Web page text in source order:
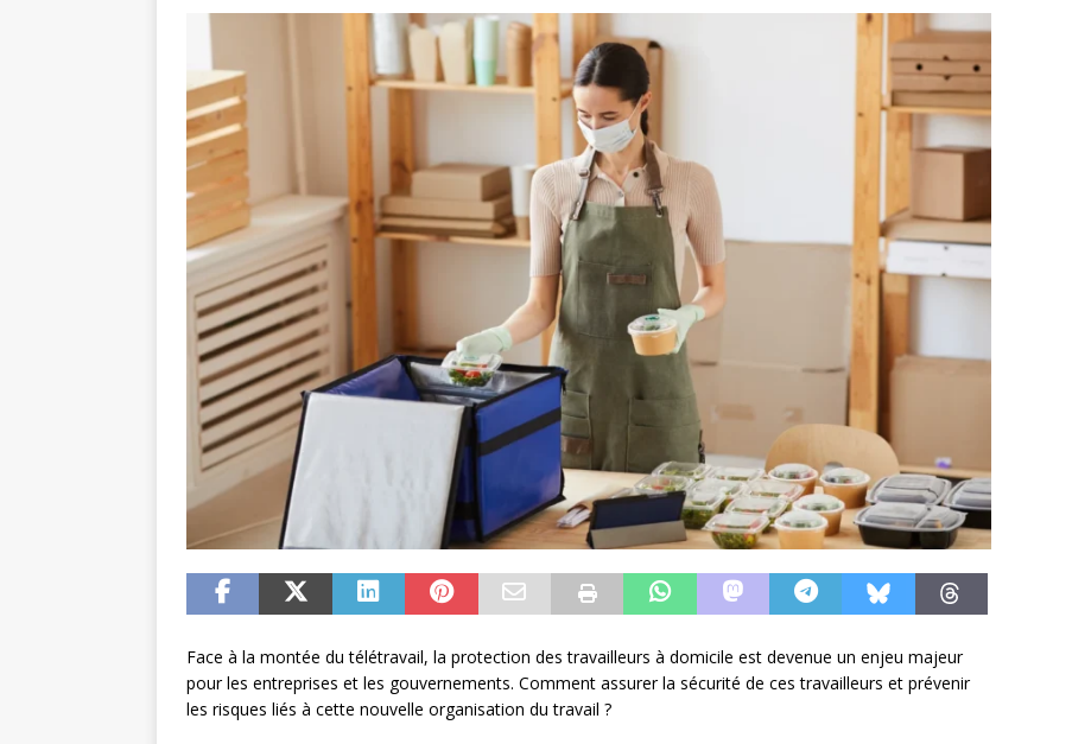
Face à la montée du télétravail, la protection des travailleurs à domicile est devenue un enjeu majeur
pour les entreprises et les gouvernements. Comment assurer la sécurité de ces travailleurs et prévenir
les risques liés à cette nouvelle organisation du travail ?